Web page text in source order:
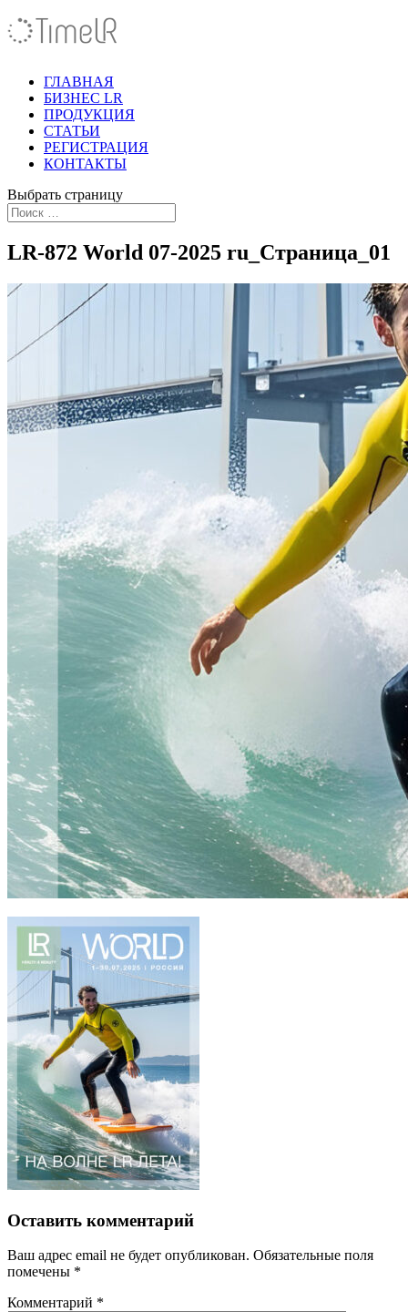
ГЛАВНАЯ
БИЗНЕС LR
ПРОДУКЦИЯ
СТАТЬИ
РЕГИСТРАЦИЯ
КОНТАКТЫ
Выбрать страницу
LR-872 World 07-2025 ru_Страница_01
Оставить комментарий
Ваш адрес email не будет опубликован. Обязательные поля
помечены *
Комментарий *